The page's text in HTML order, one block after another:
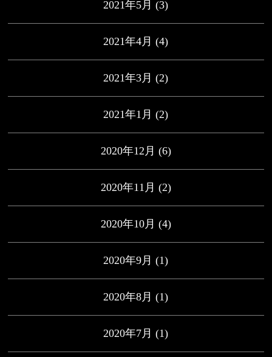
2021年5月 (3)
2021年4月 (4)
2021年3月 (2)
2021年1月 (2)
2020年12月 (6)
2020年11月 (2)
2020年10月 (4)
2020年9月 (1)
2020年8月 (1)
2020年7月 (1)